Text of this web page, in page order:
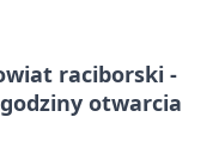
raciborski -
otwarcia